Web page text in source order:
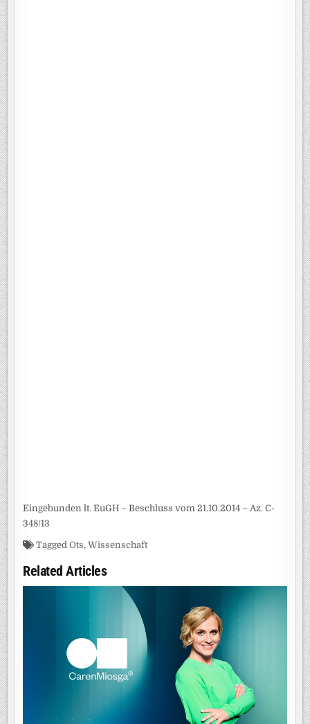
Eingebunden lt. EuGH – Beschluss vom 21.10.2014 – Az. C-
348/13
TaggedOts,Wissenschaft
Related Articles